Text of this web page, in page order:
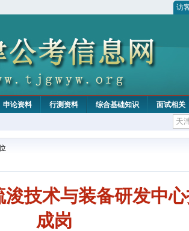
访
申论资料 行测资料 综合基础知识 面试相关
技术与装备研发中
成岗